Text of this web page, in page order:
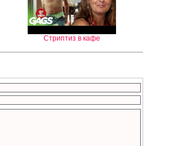
Стриптиз в кафе